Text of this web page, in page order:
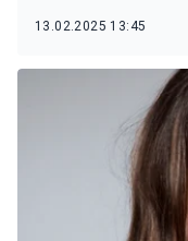
13.02.2025 13:45